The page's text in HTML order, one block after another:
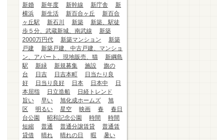
新婚
新年度 新幹線 新庁舎
新
横浜
新生活 新百合ヶ丘
新百合
ヶ丘駅
新石川 新築
新築、駅徒
歩５分、武蔵新城、南武線
新築
2000万円代
新築マンション
新築
戸建
新築戸建、中古戸建、マンショ
ン、アパート、現地販売、猫
新綱島
駅
新緑 新規募集 施設
旗の
台
日吉 日吉本町
日当たり良
好
日当り良好 日本 日本中
日
本屈指
日立造船
日経トレンド
旨い
早い 旭化成ホームズ
旭
区
明るい 星空 映画 春
春日
台公園
昭和記念公園 時間
時間
短縮
普通 普通分譲賃貸
普通賃
貸借
晴れ 晴れの日 暇
暑い